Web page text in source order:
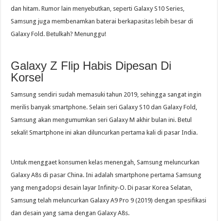
dan hitam. Rumor lain menyebutkan, seperti Galaxy S10 Series,
Samsung juga membenamkan baterai berkapasitas lebih besar di
Galaxy Fold. Betulkah? Menunggu!
Galaxy Z Flip Habis Dipesan Di
Korsel
Samsung sendiri sudah memasuki tahun 2019, sehingga sangat ingin
merilis banyak smartphone. Selain seri Galaxy S10 dan Galaxy Fold,
Samsung akan mengumumkan seri Galaxy M akhir bulan ini. Betul
sekali! Smartphone ini akan diluncurkan pertama kali di pasar India.
Untuk menggaet konsumen kelas menengah, Samsung meluncurkan
Galaxy A8s di pasar China. Ini adalah smartphone pertama Samsung
yang mengadopsi desain layar Infinity-O. Di pasar Korea Selatan,
Samsung telah meluncurkan Galaxy A9 Pro 9 (2019) dengan spesifikasi
dan desain yang sama dengan Galaxy A8s.